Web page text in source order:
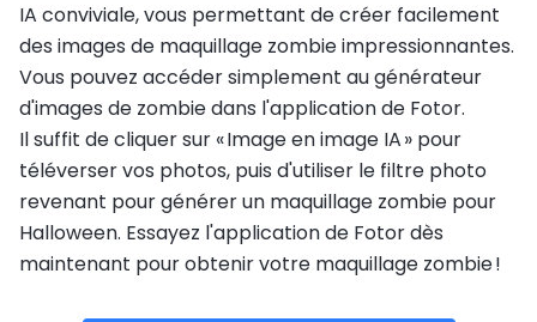
IA conviviale, vous permettant de créer facilement
des images de maquillage zombie impressionnantes.
Vous pouvez accéder simplement au générateur
d'images de zombie dans l'application de Fotor.
Il suffit de cliquer sur « Image en image IA » pour
téléverser vos photos, puis d'utiliser le filtre photo
revenant pour générer un maquillage zombie pour
Halloween. Essayez l'application de Fotor dès
maintenant pour obtenir votre maquillage zombie !